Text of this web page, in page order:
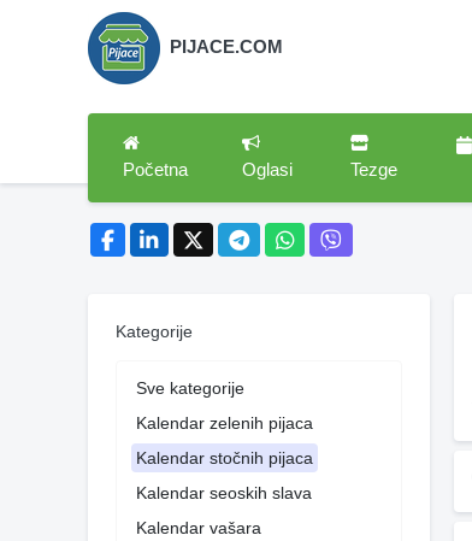
PIJACE.COM
Početna Oglasi Tezge
Kategorije
Sve kategorije
Kalendar zelenih pijaca
Kalendar stočnih pijaca
Kalendar seoskih slava
Kalendar vašara